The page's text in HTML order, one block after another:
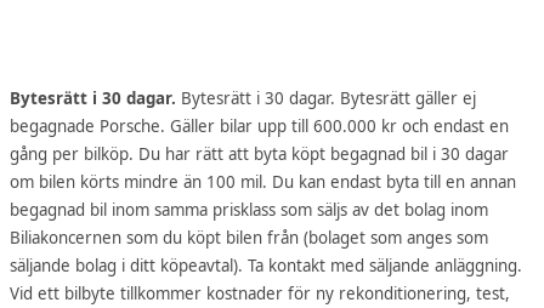
Bytesrätt i 30 dagar. Bytesrätt i 30 dagar. Bytesrätt gäller ej
begagnade Porsche. Gäller bilar upp till 600.000 kr och endast en
gång per bilköp. Du har rätt att byta köpt begagnad bil i 30 dagar
om bilen körts mindre än 100 mil. Du kan endast byta till en annan
begagnad bil inom samma prisklass som säljs av det bolag inom
Biliakoncernen som du köpt bilen från (bolaget som anges som
säljande bolag i ditt köpeavtal). Ta kontakt med säljande anläggning.
Vid ett bilbyte tillkommer kostnader för ny rekonditionering, test,